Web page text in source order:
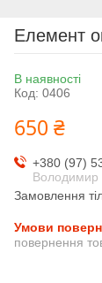
Елемент
В наявності
Код: 0406
650 ₴
+380 (97)
Володимир
Замовлення
повернення